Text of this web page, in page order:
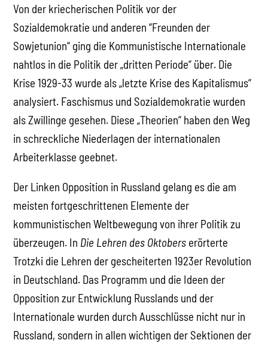
Von der kriecherischen Politik vor der
Sozialdemokratie und anderen “Freunden der
Sowjetunion“ ging die Kommunistische Internationale
nahtlos in die Politik der „dritten Periode“ über. Die
Krise 1929-33 wurde als „letzte Krise des Kapitalismus“
analysiert. Faschismus und Sozialdemokratie wurden
als Zwillinge gesehen. Diese „Theorien“ haben den Weg
in schreckliche Niederlagen der internationalen
Arbeiterklasse geebnet.
Der Linken Opposition in Russland gelang es die am
meisten fortgeschrittenen Elemente der
kommunistischen Weltbewegung von ihrer Politik zu
überzeugen. In Die Lehren des Oktobers erörterte
Trotzki die Lehren der gescheiterten 1923er Revolution
in Deutschland. Das Programm und die Ideen der
Opposition zur Entwicklung Russlands und der
Internationale wurden durch Ausschlüsse nicht nur in
Russland, sondern in allen wichtigen der Sektionen der